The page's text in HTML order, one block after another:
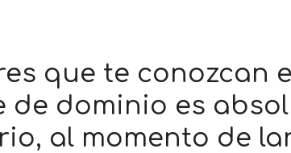
que te conozcan
de dominio es
al momento de